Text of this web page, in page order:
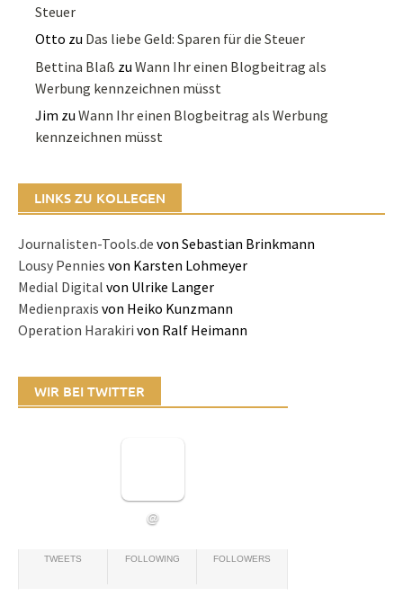
Steuer
Otto zu Das liebe Geld: Sparen für die Steuer
Bettina Blaß zuWann Ihr einen Blogbeitrag als
Werbung kennzeichnen müsst
Jim zuWann Ihr einen Blogbeitrag als Werbung
kennzeichnen müsst
LINKS ZU KOLLEGEN
Journalisten-Tools.de von Sebastian Brinkmann
Lousy Pennies von Karsten Lohmeyer
Medial Digital von Ulrike Langer
Medienpraxis von Heiko Kunzmann
Operation Harakiri von Ralf Heimann
WIR BEI TWITTER
@
TWEETS FOLLOWING FOLLOWERS